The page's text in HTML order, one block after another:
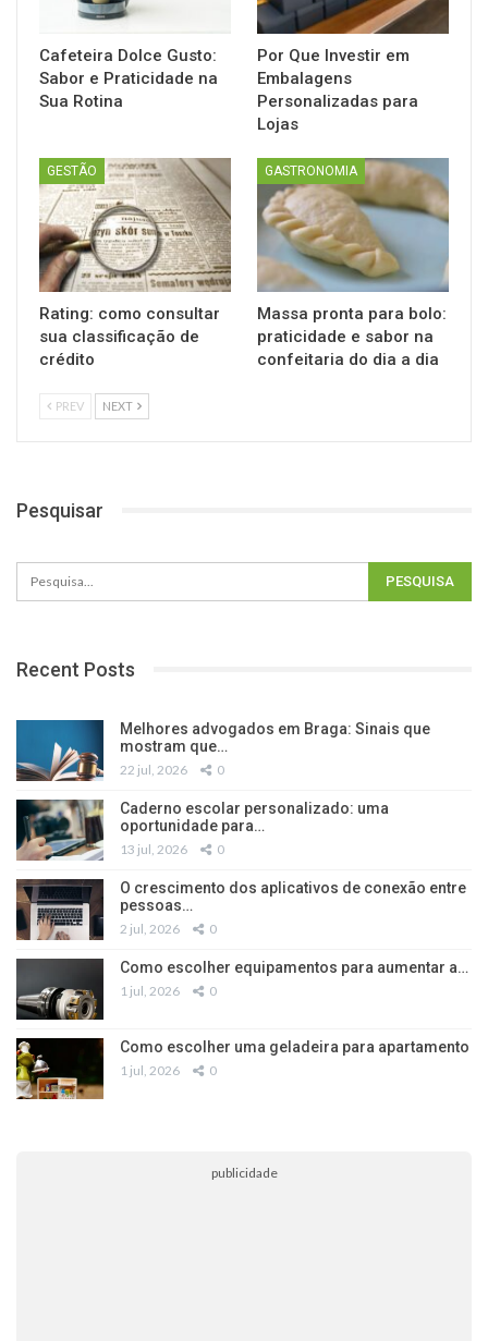
Cafeteira Dolce Gusto:
Sabor e Praticidade na
Sua Rotina
Por Que Investir em
Embalagens
Personalizadas para
Lojas
GESTÃO
Rating: como consultar
sua classificação de
crédito
GASTRONOMIA
Massa pronta para bolo:
praticidade e sabor na
confeitaria do dia a dia
PREV NEXT
Pesquisar
Recent Posts
Melhores advogados em Braga: Sinais que
mostram que…
22 jul, 2026 0
Caderno escolar personalizado: uma
oportunidade para…
13 jul, 2026 0
O crescimento dos aplicativos de conexão entre
pessoas…
2 jul, 2026 0
Como escolher equipamentos para aumentar a…
1 jul, 2026 0
Como escolher uma geladeira para apartamento
1 jul, 2026 0
publicidade